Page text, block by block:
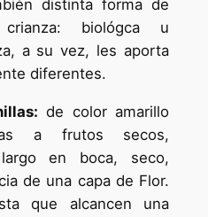
distinta forma de
biológca u
a su vez, les aporta
diferentes.
de color amarillo
a frutos secos,
en boca, seco,
de una capa de Flor.
que alcancen una